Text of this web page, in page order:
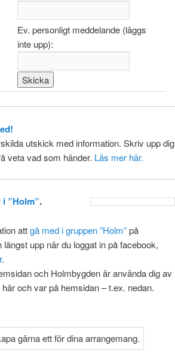
Ev. personligt meddelande (läggs
inte upp):
utskick med information. Skriv upp dig
veta vad som händer. Läs mer här.
i ”Holm”.
attgå med i gruppen ”Holm”på
upp när du loggat in på facebook,
.
och Holmbygden är använda dig av
och var på hemsidan – t.ex. nedan.